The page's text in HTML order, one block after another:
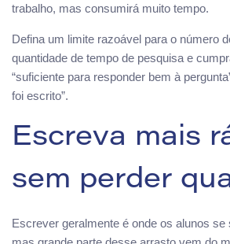
trabalho, mas consumirá muito tempo.
Defina um limite razoável para o número
quantidade de tempo de pesquisa e
“suficiente para responder bem à
foi escrito”.
Escreva mais
sem perder
Escrever geralmente é onde os alunos se